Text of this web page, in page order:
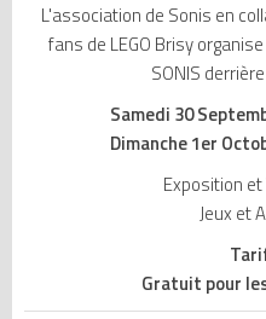
L'association de Sonis en
fans de LEGO Brisy
SONIS
Samedi 30
Dimanche 1er
Exposition et
Jeux et
Gratuit pour